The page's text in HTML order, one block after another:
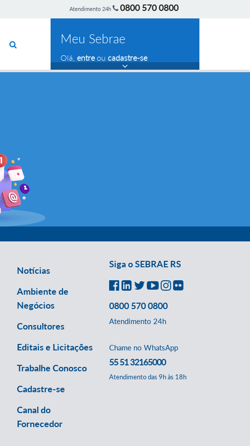
Atendimento 24h 0800 570 0800
Meu Sebrae
Olá, entreou cadastre-se
Notícias
Ambiente de
Negócios
Consultores
Editais e Licitações
Trabalhe Conosco
Cadastre-se
Canal do
Fornecedor
Siga o SEBRAE RS
0800 570 0800
Atendimento 24h
Chame no WhatsApp
55 51 32165000
Atendimento das 9h às 18h